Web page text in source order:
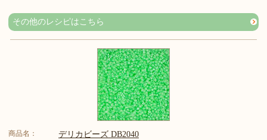
その他のレシピはこちら
商品名： デリカビーズ DB2040